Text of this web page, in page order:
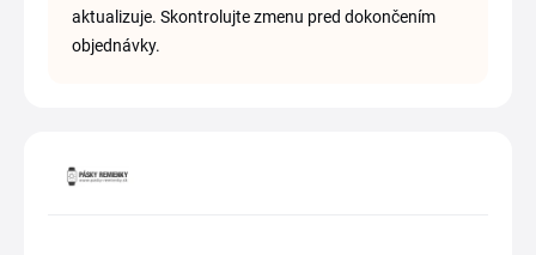
aktualizuje. Skontrolujte zmenu pred dokončením
objednávky.